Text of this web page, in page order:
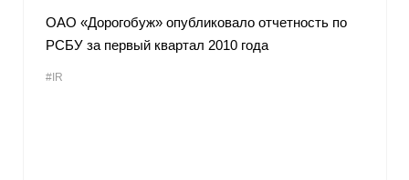
ОАО «Дорогобуж» опубликовало отчетность по
РСБУ за первый квартал 2010 года
#IR